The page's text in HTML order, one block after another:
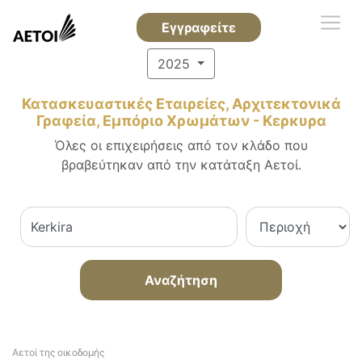
Εγγραφείτε
2025
Κατασκευαστικές Εταιρείες, Αρχιτεκτονικά
Γραφεία, Εμπόριο Χρωμάτων - Κερκυρα
Όλες οι επιχειρήσεις από τον κλάδο που
βραβεύτηκαν από την κατάταξη Αετοί.
Αναζήτηση
Αετοί της οικοδομής